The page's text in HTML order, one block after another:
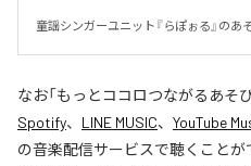
童謡シンガーユニット『らぽぉる』のあ
なお「もっとココロつながるあそ
Spotify、 LINE MUSIC、 YouTube
の音楽配信サービスで聴くことが